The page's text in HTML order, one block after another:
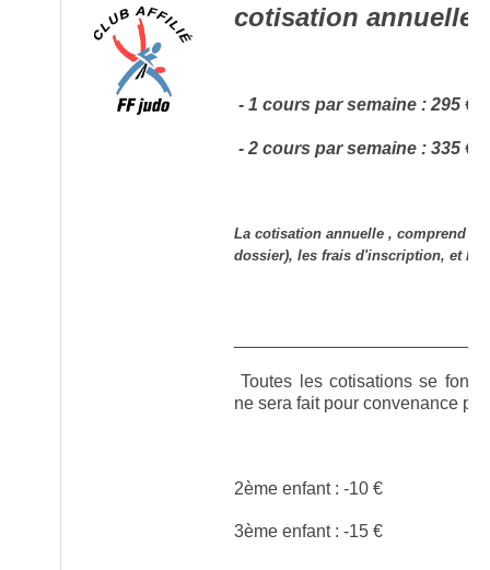
cotisation annuelle
- 1 cours par semaine : 295 €
- 2 cours par semaine : 335 €
La cotisation annuelle , comprend
dossier), les frais d'inscription, et
Toutes les cotisations se font
ne sera fait pour convenance
2ème enfant : -10 €
3ème enfant : -15 €